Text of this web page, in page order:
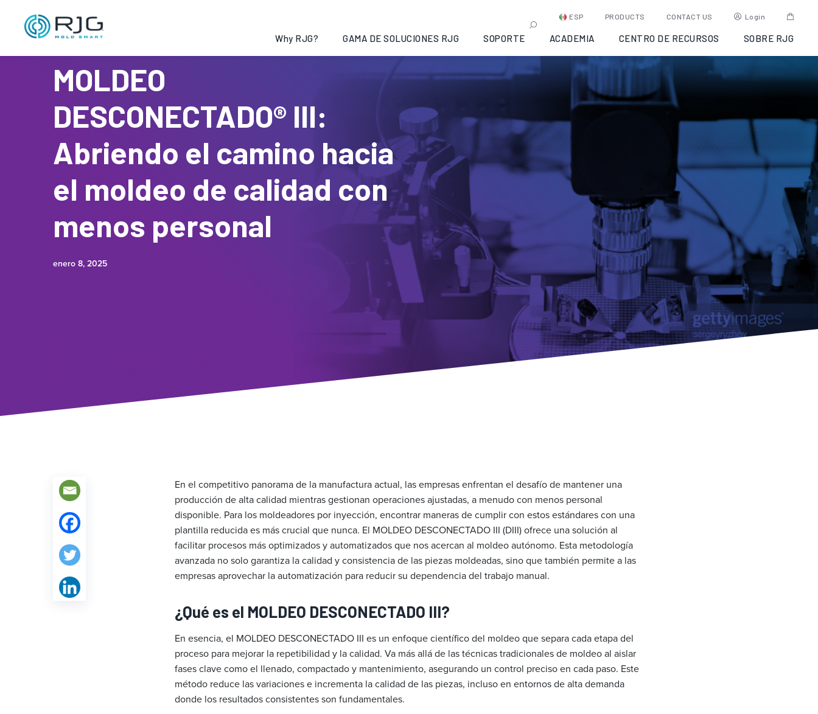
ESP PRODUCTS CONTACT US Login
Why RJG? GAMA DE SOLUCIONES RJG SOPORTE ACADEMIA CENTRO DE RECURSOS SOBRE RJG
MOLDEO
DESCONECTADO® III:
Abriendo el camino hacia
el moldeo de calidad con
menos personal
enero 8, 2025
En el competitivo panorama de la manufactura actual, las empresas enfrentan el desafío de mantener una
producción de alta calidad mientras gestionan operaciones ajustadas, a menudo con menos personal
disponible. Para los moldeadores por inyección, encontrar maneras de cumplir con estos estándares con una
plantilla reducida es más crucial que nunca. El MOLDEO DESCONECTADO III (DIII) ofrece una solución al
facilitar procesos más optimizados y automatizados que nos acercan al moldeo autónomo. Esta metodología
avanzada no solo garantiza la calidad y consistencia de las piezas moldeadas, sino que también permite a las
empresas aprovechar la automatización para reducir su dependencia del trabajo manual.
¿Qué es el MOLDEO DESCONECTADO III?
En esencia, el MOLDEO DESCONECTADO III es un enfoque científico del moldeo que separa cada etapa del
proceso para mejorar la repetibilidad y la calidad. Va más allá de las técnicas tradicionales de moldeo al aislar
fases clave como el llenado, compactado y mantenimiento, asegurando un control preciso en cada paso. Este
método reduce las variaciones e incrementa la calidad de las piezas, incluso en entornos de alta demanda
donde los resultados consistentes son fundamentales.